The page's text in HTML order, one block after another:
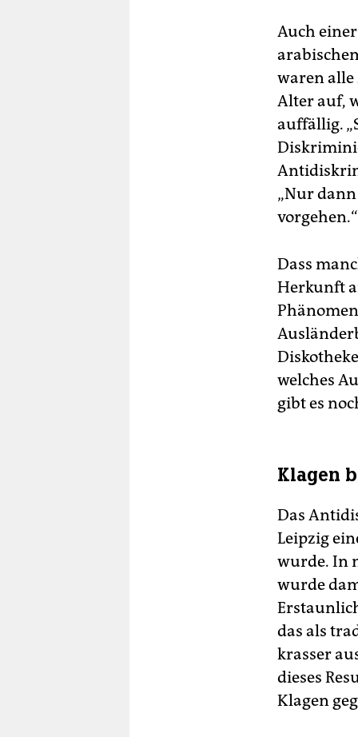
Auch
waren
Alter auf,
auffällig.
„Nur
vorgehen.“
Dass
Herkunft
welches
gibt es
Klagen
Das
Leipzig
wurde. In
wurde
das als
krasser
dieses
Klagen